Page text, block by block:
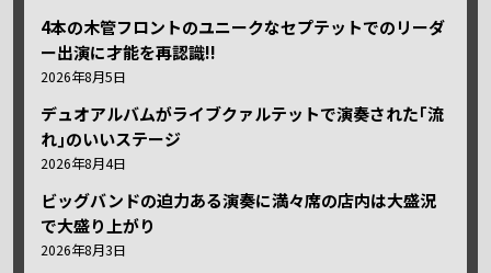
4本の木管フロントのユニークなセプテットでのリーダ
ー出演に才能を再認識!!
2026年8月5日
デュオアルバムがライブクァルテットで演奏された｢流
れ｣のいいステージ
2026年8月4日
ビッグバンドの迫力ある演奏に満々席の店内は大盛況
で大盛り上がり
2026年8月3日